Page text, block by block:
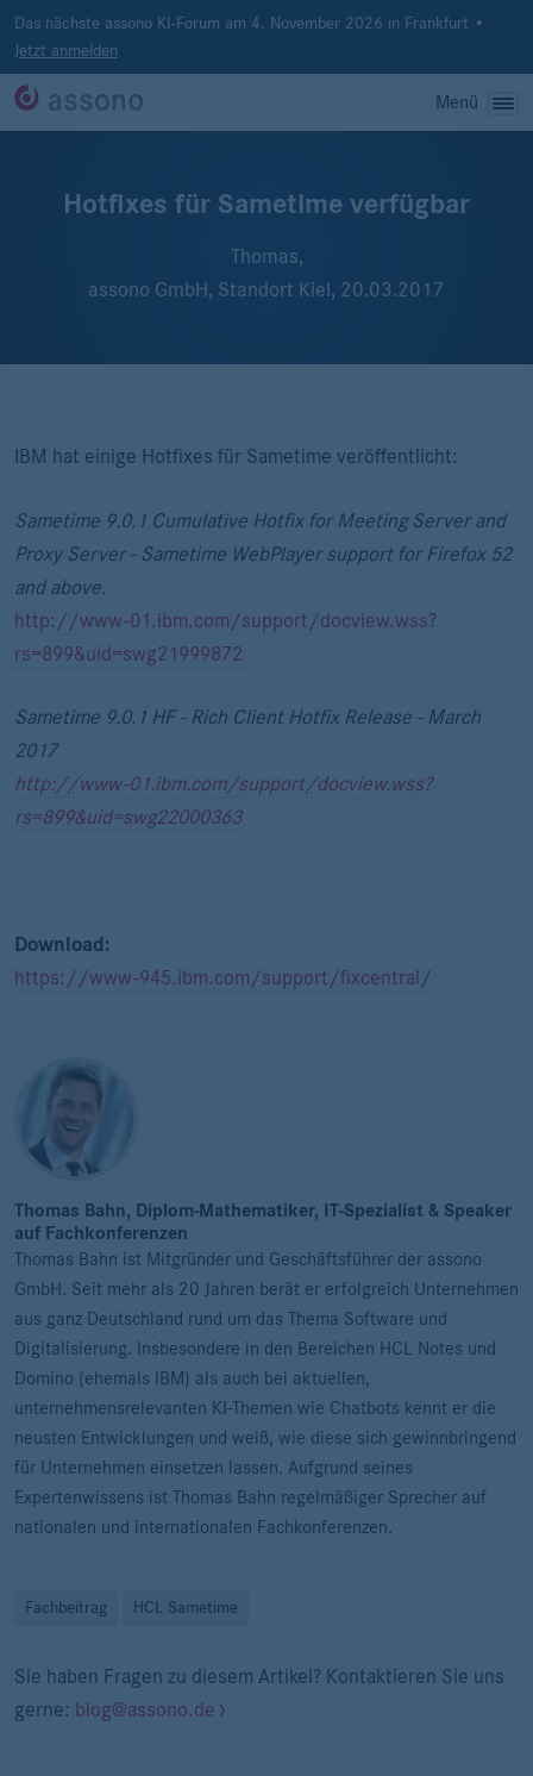
Das nächste assono KI-Forum am 4. November 2026 in Frankfurt •
Jetzt anmelden
Menü
Hotfixes für Sametime verfügbar
Thomas,
assono GmbH, Standort Kiel, 20.03.2017
IBM hat einige Hotfixes für Sametime veröffentlicht:
Sametime 9.0.1 Cumulative Hotfix for Meeting Server and
Proxy Server - Sametime WebPlayer support for Firefox 52
and above.
http://www-01.ibm.com/support/docview.wss?
rs=899&uid=swg21999872
Sametime 9.0.1 HF - Rich Client Hotfix Release - March
2017
http://www-01.ibm.com/support/docview.wss?
rs=899&uid=swg22000363
Download:
https://www-945.ibm.com/support/fixcentral/
Thomas Bahn, Diplom-Mathematiker, IT-Spezialist & Speaker
auf Fachkonferenzen
Thomas Bahn ist Mitgründer und Geschäftsführer der assono
GmbH. Seit mehr als 20 Jahren berät er erfolgreich Unternehmen
aus ganz Deutschland rund um das Thema Software und
Digitalisierung. Insbesondere in den Bereichen HCL Notes und
Domino (ehemals IBM) als auch bei aktuellen,
unternehmensrelevanten KI-Themen wie Chatbots kennt er die
neusten Entwicklungen und weiß, wie diese sich gewinnbringend
für Unternehmen einsetzen lassen. Aufgrund seines
Expertenwissens ist Thomas Bahn regelmäßiger Sprecher auf
nationalen und internationalen Fachkonferenzen.
Fachbeitrag HCL Sametime
Sie haben Fragen zu diesem Artikel? Kontaktieren Sie uns
gerne: blog@assono.de